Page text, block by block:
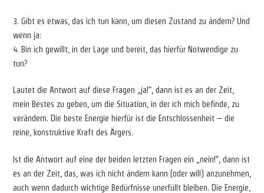
3. Gibt es etwas, das ich tun kann, um diesen Zustand zu ändern? Und
wenn ja:
4. Bin ich gewillt, in der Lage und bereit, das hierfür Notwendige zu
tun?
Lautet die Antwort auf diese Fragen „ja!“, dann ist es an der Zeit,
mein Bestes zu geben, um die Situation, in der ich mich befinde, zu
verändern. Die beste Energie hierfür ist die Entschlossenheit – die
reine, konstruktive Kraft des Ärgers.
Ist die Antwort auf eine der beiden letzten Fragen ein „nein!“, dann ist
es an der Zeit, das, was ich nicht ändern kann (oder will) anzunehmen,
auch wenn dadurch wichtige Bedürfnisse unerfüllt bleiben. Die Energie,